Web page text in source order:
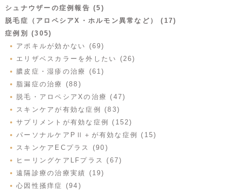
シュナウザーの症例報告 (5)
脱毛症（アロペシアX・ホルモン異常など） (17)
症例別 (305)
アポキルが効かない (69)
エリザベスカラーを外したい (26)
膿皮症・湿疹の治療 (61)
脂漏症の治療 (88)
脱毛・アロペシアXの治療 (47)
スキンケアが有効な症例 (83)
サプリメントが有効な症例 (152)
パーソナルケアPⅡ＋が有効な症例 (15)
スキンケアECプラス (90)
ヒーリングケアLFプラス (67)
遠隔診療の治療実績 (19)
心因性掻痒症 (94)